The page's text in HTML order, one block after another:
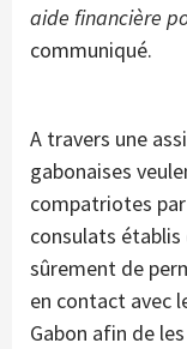
aide financière
communiqué.
A travers une
gabonaises
compatriotes
consulats établis
sûrement de
en contact avec
Gabon afin de